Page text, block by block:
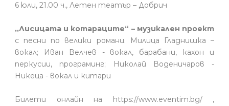
6 юли, 21.00 ч., Летен театър – Добрич
,,Лисицата и котараците“ – музикален проект
с песни по велики романи. Милица Гладнишка –
вокал; Иван Велчев - вокал, барабани, кахон и
перкусии, програминг; Николай Воденичаров -
Никеца - вокал и китари
Билети онлайн на https://www.eventim.bg/ ,